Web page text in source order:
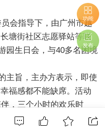
会指导下，由广州市越
塘街社区志愿驿站等联
园生日会，与40多名困境
主旨，主办方表示，即使
福感都不能缺席。活动
，三个小时的欢乐时
功能
发布